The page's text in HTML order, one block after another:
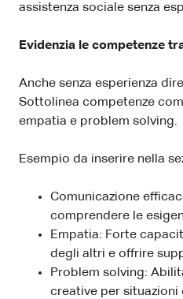
assistenza sociale senza
Evidenzia le competenze
Anche senza esperienza
Sottolinea competenze
empatia e problem solving.
Esempio da inserire nella
Comunicazione
comprendere le
Empatia: Forte
degli altri e offrire
Problem solving:
creative per situazioni